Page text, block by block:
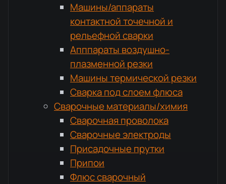
Машины/аппараты
контактной точечной и
рельефной сварки
Апппараты воздушно-
плазменной резки
Машины термической резки
Сварка под слоем флюса
Сварочные материалы/химия
Сварочная проволока
Сварочные электроды
Присадочные прутки
Припои
Флюс сварочный